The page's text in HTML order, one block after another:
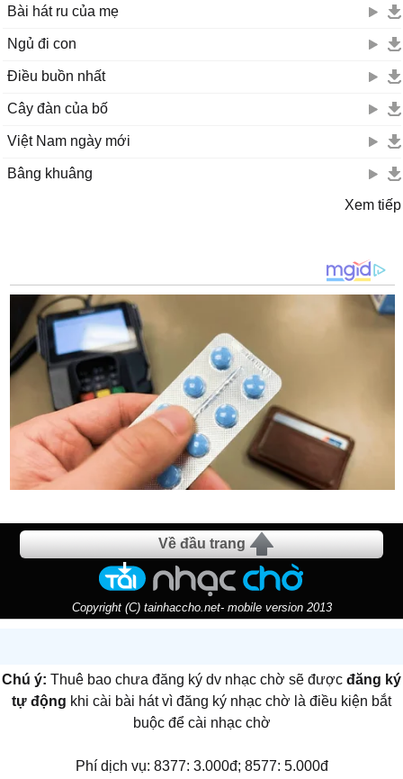
Bài hát ru của mẹ
Ngủ đi con
Điều buồn nhất
Cây đàn của bố
Việt Nam ngày mới
Bâng khuâng
Xem tiếp
Về đầu trang
Copyright (C) tainhaccho.net- mobile version 2013
Chú ý: Thuê bao chưa đăng ký dv nhạc chờ sẽ được đăng ký
tự động khi cài bài hát vì đăng ký nhạc chờ là điều kiện bắt
buộc để cài nhạc chờ
Phí dịch vụ: 8377: 3.000đ; 8577: 5.000đ